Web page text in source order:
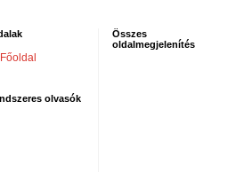
Főoldal
olvasók
Összes
oldalmegjelenítés